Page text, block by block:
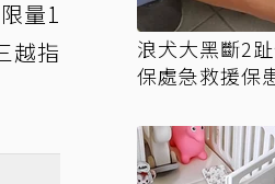
量1
越指
浪犬大黑斷2
保處急救援保